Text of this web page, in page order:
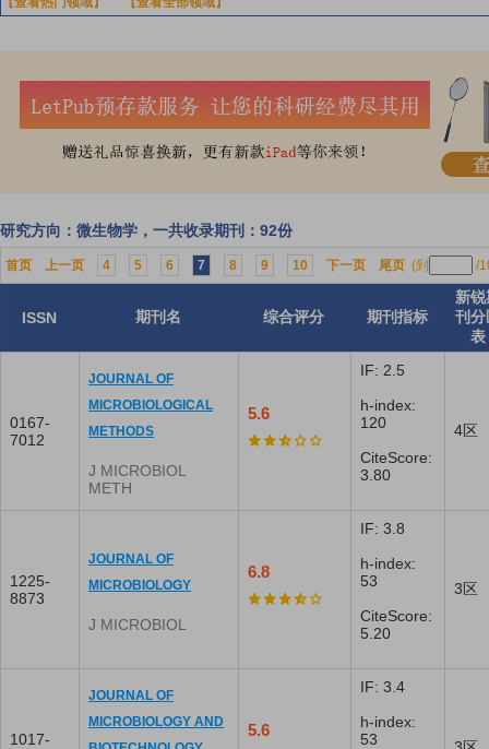
研究方向：微生物学，一共收录期刊：92份
首页 上一页 4 5 6 7 8 9 10 下一页 尾页 (到 /
ISSN 期刊名 综合评分 期刊指标
新
刊
表
0167-
7012
JOURNAL OF
MICROBIOLOGICAL
METHODS
J MICROBIOL
METH
5.6
IF: 2.5
h-index:
120
CiteScore:
3.80
4区
1225-
8873
JOURNAL OF
MICROBIOLOGY
J MICROBIOL
6.8
IF: 3.8
h-index:
53
CiteScore:
5.20
3区
1017-
JOURNAL OF
MICROBIOLOGY AND
5.6
IF: 3.4
h-index:
53